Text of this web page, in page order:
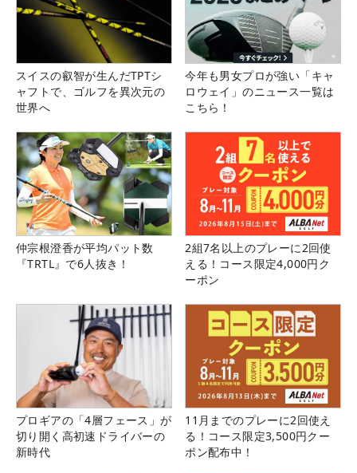
スイスの叡智が生んだTPTシ
ャフトで、ゴルフを異次元の
世界へ
今年も男女プロが強い「キャ
ロウェイ」のニュース一覧は
こちら！
仲宗根澄香が平均パット数
『TRTL』で6人抜き！
2組7名以上のプレーに2回使
える！コース限定4,000円ク
ーポン
プロギアの「4層フェース」が
切り開く高初速ドライバーの
新時代
11月までのプレーに2回使え
る！コース限定3,500円クー
ポン配布中！